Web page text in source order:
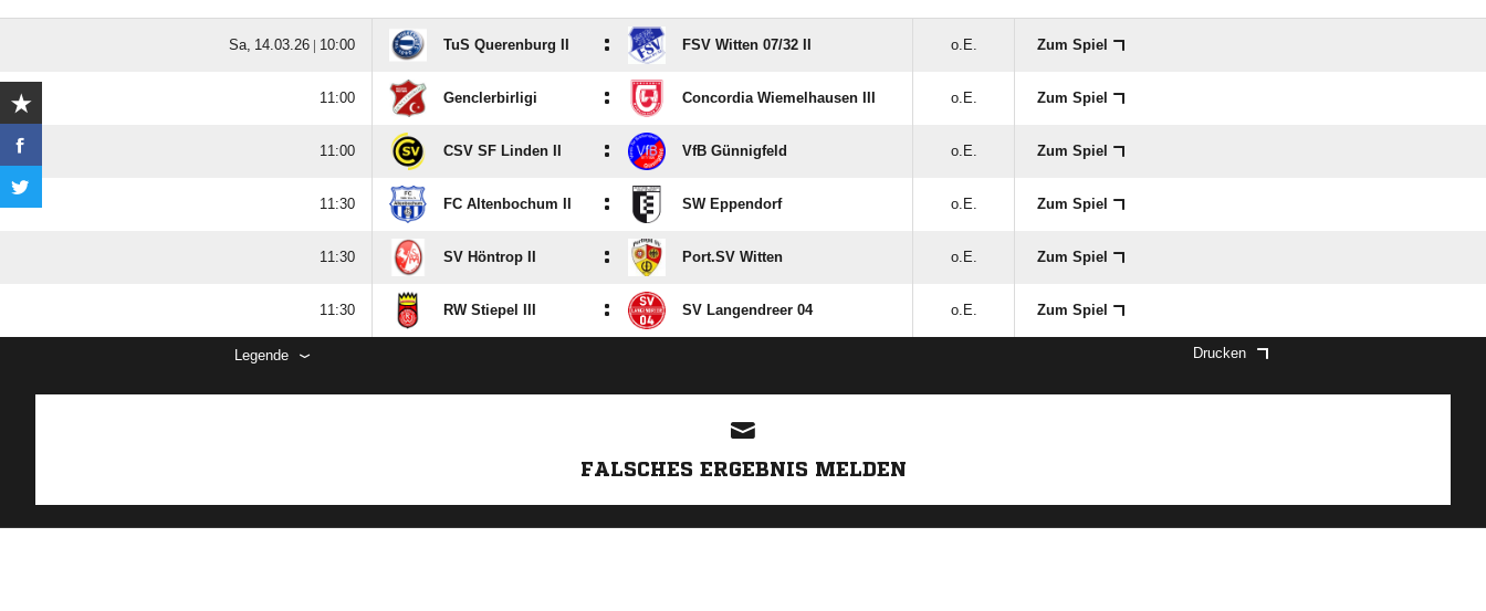
  |  TuS Querenburg II : FSV Witten 07/​32 II o.E. Zum Spiel
 Genclerbirligi : Concordia Wiemelhausen III o.E. Zum Spiel
 CSV SF Linden II : VfB Günnigfeld o.E. Zum Spiel
 FC Altenbochum II : SW Eppendorf o.E. Zum Spiel
 SV Höntrop II : Port.SV Witten o.E. Zum Spiel
 RW Stiepel III : SV Langendreer 04 o.E. Zum Spiel
Legende Drucken
FALSCHES ERGEBNIS MELDEN